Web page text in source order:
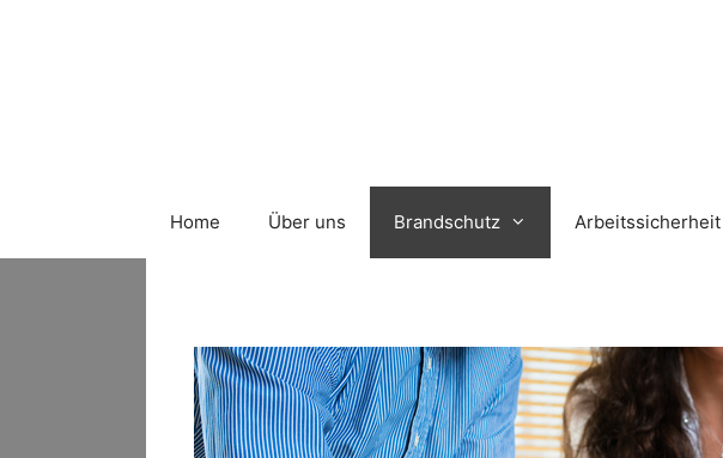
Home Über uns Brandschutz Arbeitssicherheit